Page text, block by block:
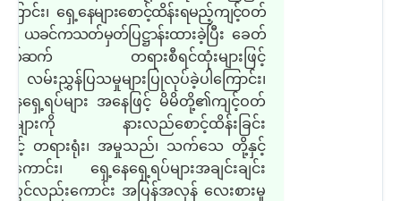
ြောင်း၊ရှေ့နေများစောင့်ထိန်းရမည့်ကျင့်ဝတ်
းကို ယခင်ကသတ်မှတ်ပြဋ္ဌာန်းထားခဲ့ပြီး ခေတ်
က်ဆက် တရားစီရင်ထုံးများဖြင့်
လမ်းညွှန်ပြသမှုများပြုလုပ်ခဲ့ပါကြောင်း၊
ေရှေ့ရပ်များ အနေဖြင့် မိမိတို့၏ကျင့်ဝတ်
ာများကို နားလည်စောင့်ထိန်းခြင်း
ဖြင့် တရားရုံး၊ အမှုသည်၊ သက်သေ တို့နှင့်
ကောင်း၊ ရှေ့နေရှေ့ရပ်များအချင်းချင်း
းတွင်လည်းကောင်း အပြန်အလှန် လေးစားမှု